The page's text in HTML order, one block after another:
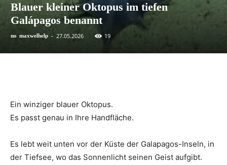
Blauer kleiner Oktopus im tiefen
Galápagos benannt
по maxwelhelp - 27.05.2026 19
Ein winziger blauer Oktopus.
Es passt genau in Ihre Handfläche.
Es lebt weit unten vor der Küste der Galapagos-Inseln, in
der Tiefsee, wo das Sonnenlicht seinen Geist aufgibt.